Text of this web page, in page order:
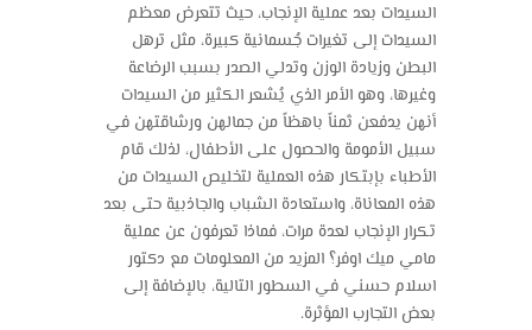
السيدات بعد عملية الإنجاب، حيث تتعرض معظم
السيدات إلى تغيرات جُسمانية كبيرة، مثل ترهل
البطن وزيادة الوزن وتدلي الصدر بسبب الرضاعة
وغيرها، وهو الأمر الذي يُشعر الكثير من السيدات
أنهن يدفعن ثمناً باهظاً من جمالهن ورشاقتهن في
سبيل الأمومة والحصول على الأطفال، لذلك قام
الأطباء بإبتكار هذه العملية لتخليص السيدات من
هذه المعاناة، واستعادة الشباب والجاذبية حتى بعد
تكرار الإنجاب لعدة مرات، فماذا تعرفون عن عملية
مامي ميك اوفر؟ المزيد من المعلومات مع دكتور
اسلام حسني في السطور التالية، بالإضافة إلى
بعض التجارب المؤثرة.